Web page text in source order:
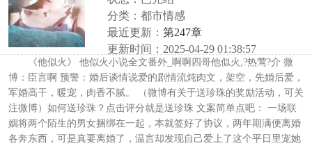
分类：都市情感
最近更新： 第247章
更新时间：2025-04-29 01:38:57
《他似火》 他似火小说全文番外_啊啊四哥他似火,?热莺?介 微
博：臣言啊 预警：婚后谈情说爱的剧情流炖肉文，架空，先婚后爱，
军婚高干，暖宠，肉香不腻。 （微博有关于送珍珠的奖励活动，可关
注微博）如何送珍珠？点击评分就是送珍珠 文案简单点吧： 一场联
姻将两个陌生的男女捆绑在一起，本就签好了协议，两年期满便离婚
各奔东西，可是真要离婚了，温言却发现自己爱上了这个平日里宠她